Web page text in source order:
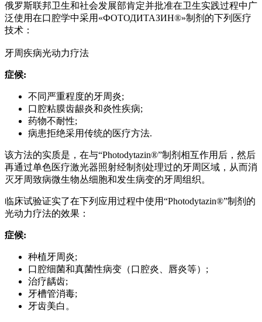
俄罗斯联邦卫生和社会发展部肯定并批准在卫生实践过程中广
泛使用在口腔学中采用«ФОТОДИТАЗИН®»制剂的下列医疗
技术：
牙周疾病光动力疗法
症候:
不同严重程度的牙周炎;
口腔粘膜齿龈炎和炎性疾病;
药物不耐性;
病患拒绝采用传统的医疗方法.
该方法的实质是，在与“Photodytazin®”制剂相互作用后，然后
再通过单色医疗激光器照射经制剂处理过的牙周区域，从而消
灭牙周致病微生物丛细胞和发生病变的牙周组织。
临床试验证实了在下列应用过程中使用“Photodytazin®”制剂的
光动力疗法的效果：
症候:
种植牙周炎;
口腔细菌和真菌性病变（口腔炎、唇炎等）;
治疗龋齿;
牙槽管消毒;
牙齿美白。